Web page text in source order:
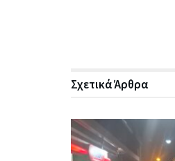
ΣχετικάΆρθρα